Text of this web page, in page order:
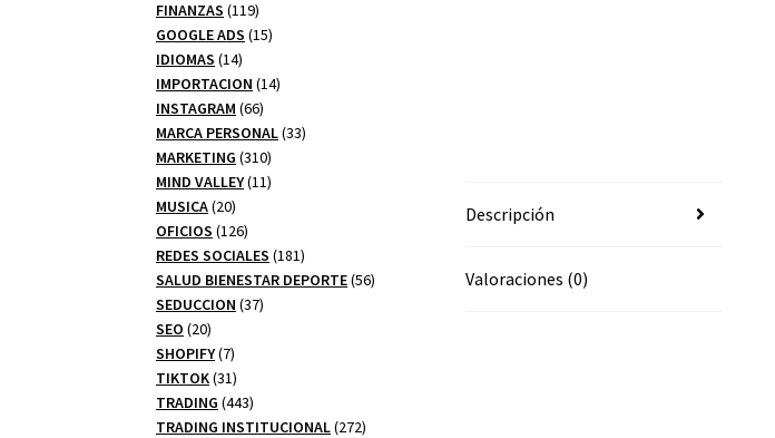
Descripción
Valoraciones (0)
productos
FINANZAS 119119
productos
GOOGLE ADS 1515
IDIOMAS 1414
productos
IMPORTACION 1414
INSTAGRAM 6666
productos
MARCA PERSONAL 3333
MARKETING 310310
productos
MIND VALLEY 1111
MUSICA 2020
productos
OFICIOS 126126
productos
REDES SOCIALES 181181
productos
SALUD BIENESTAR DEPORTE 5656
SEDUCCION 3737
SEO 2020
productos
SHOPIFY 77
productos
TIKTOK 3131
productos
TRADING 443443
productos
TRADING INSTITUCIONAL 272272